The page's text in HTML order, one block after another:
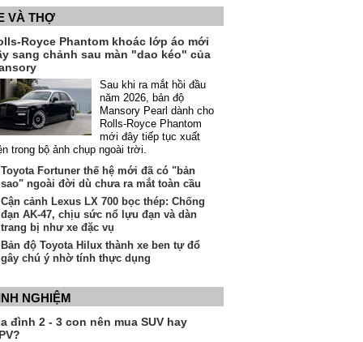
VÀ THỢ
Royce Phantom khoác lớp áo mới
sang chảnh sau màn "dao kéo" của
Sau khi ra mắt hồi đầu
năm 2026, bản độ
Mansory Pearl dành cho
Rolls-Royce Phantom
mới đây tiếp tục xuất
trong bộ ảnh chụp ngoài trời.
Toyota Fortuner thế hệ mới đã có "bản
sao" ngoài đời dù chưa ra mắt toàn cầu
Cận cảnh Lexus LX 700 bọc thép: Chống
đạn AK-47, chịu sức nổ lựu đạn và dàn
trang bị như xe đặc vụ
Bản độ Toyota Hilux thành xe ben tự đổ
gây chú ý nhờ tính thực dụng
NGHIỆM
đình 2 - 3 con nên mua SUV hay